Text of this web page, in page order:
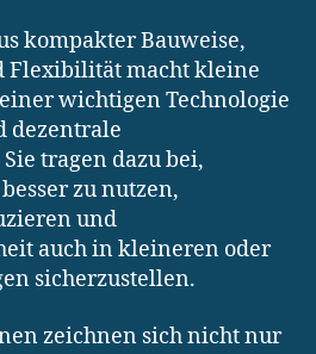
kompakter Bauweise,
Flexibilität macht kleine
wichtigen Technologie
dezentrale
tragen dazu bei,
zu nutzen,
und
auch in kleineren oder
sicherzustellen.
zeichnen sich nicht nur